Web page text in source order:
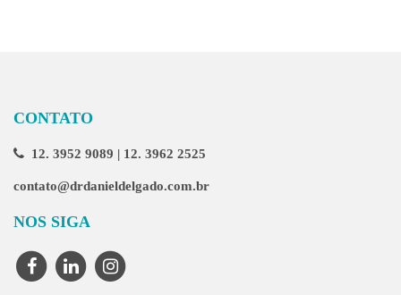
CONTATO
12. 3952 9089 | 12. 3962 2525
contato@drdanieldelgado.com.br
NOS SIGA